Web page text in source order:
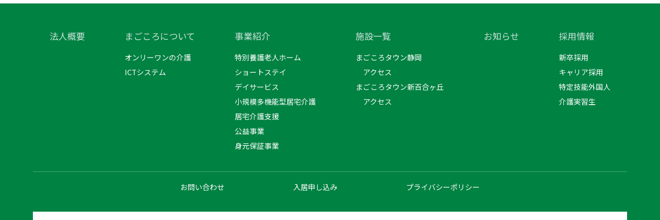
法人概要 まごころについて
オンリーワンの介護
ICTシステム
事業紹介
特別養護老人ホーム
ショートステイ
デイサービス
小規模多機能型居宅介護
居宅介護支援
公益事業
身元保証事業
施設一覧
まごころタウン静岡
アクセス
まごころタウン新百合ヶ丘
アクセス
お知らせ 採用情報
新卒採用
キャリア採用
特定技能外国人
介護実習生
お問い合わせ 入居申し込み プライバシーポリシー